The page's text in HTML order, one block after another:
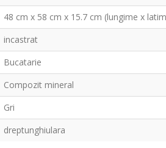
48 cm x 58 cm x 15.7 cm (lungime x
incastrat
Bucatarie
Compozit mineral
Gri
dreptunghiulara